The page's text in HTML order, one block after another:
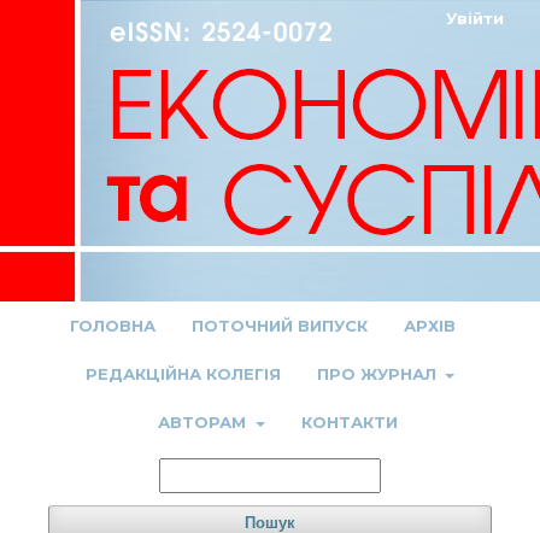
ГОЛОВНА ПОТОЧНИЙ ВИПУСК АРХІВ
РЕДАКЦІЙНА КОЛЕГІЯ ПРО ЖУРНАЛ
АВТОРАМ КОНТАКТИ
Пошук
Увійти